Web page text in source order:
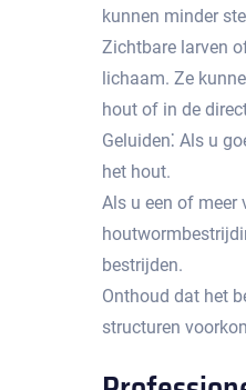
kunnen minder
Zichtbare larven
lichaam.​ Ze
hout of in de
Geluiden⁚ Als u
het hout.​
Als u een of meer
bestrijden.​
Onthoud dat het
structuren